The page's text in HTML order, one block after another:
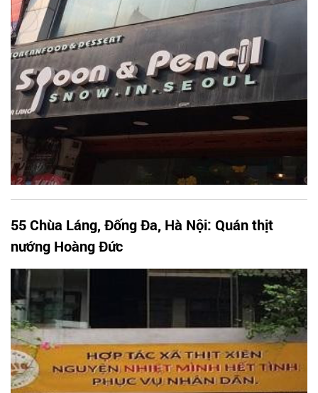
55 Chùa Láng, Đống Đa, Hà Nội: Quán thịt
nướng Hoàng Đức